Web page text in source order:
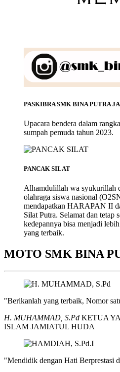
PASKIBRA SMK BINA PUTRA
Upacara bendera dalam
sumpah pemuda tahun 2023.
PANCAK SILAT
Alhamdulillah wa syukurillah
olahraga siswa nasional
mendapatkan HARAPAN II
Silat Putra. Selamat dan tetap
kedepannya bisa menjadi
yang terbaik.
MOTO SMK BINA
"Berikanlah yang terbaik, Nomor
H. MUHAMMAD, S.Pd KETUA
ISLAM JAMIATUL HUDA
"Mendidik dengan Hati Berprestasi